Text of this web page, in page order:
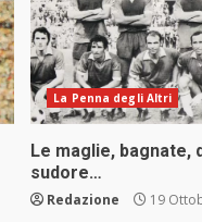
La Penna degli Altri
Le maglie, bagnate,
sudore…
Redazione 19